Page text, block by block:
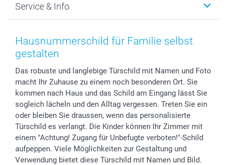
Fotoabzüge, Fotos als Buch & Poster
Zubehör & Material
Foto-Kalender & Agenden
Geschenk-Gutscheine (PDF)
Datenschutz
AGB
Impressum
Partnerprogramme
Investor Relations
B2B smartbusiness
Widerrufsrecht
Neujahr
Muttertag
Vatertag
Hochzeit
Geburtstag
Geburt
Zu allen Anlässen
Service & Info
Anmelden /Registrieren
Preise und Versandkosten
72h Lieferung
Zahlungsmöglichkeiten
Sitemap
Status der Bestellung
smartfriends
smartgarantie
smartbonus
Hausnummerschild für Familie selbst
gestalten
Das robuste und langlebige Türschild mit Namen und Foto
macht Ihr Zuhause zu einem noch besonderen Ort. Sie
kommen nach Haus und das Schild am Eingang lässt Sie
sogleich lächeln und den Alltag vergessen. Treten Sie ein
oder bleiben Sie draussen, wenn das personalisierte
Türschild es verlangt. Die Kinder können Ihr Zimmer mit
einem "Achtung! Zugang für Unbefugte verboten!"-Schild
aufpeppen. Viele Möglichkeiten zur Gestaltung und
Verwendung bietet diese Türschild mit Namen und Bild.